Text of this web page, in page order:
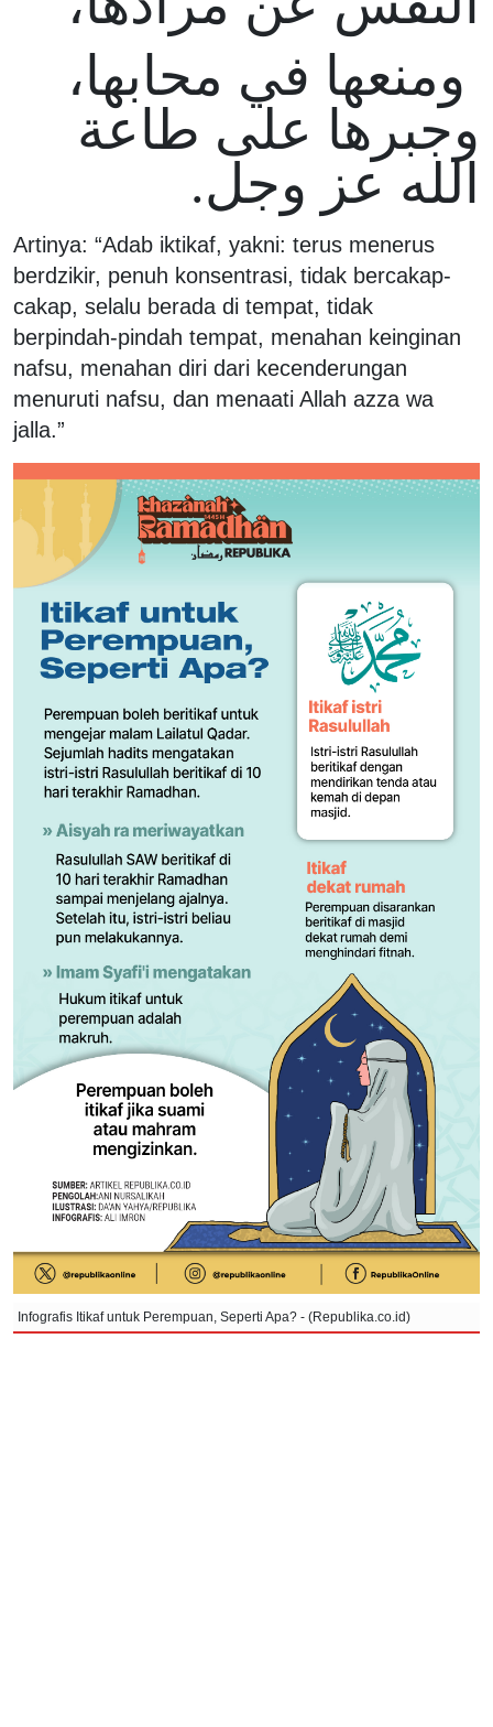
ومنعها في محابها،
وجبرها على طاعة
الله عز وجل.
Artinya: “Adab iktikaf, yakni: terus menerus
berdzikir, penuh konsentrasi, tidak bercakap-
cakap, selalu berada di tempat, tidak
berpindah-pindah tempat, menahan keinginan
nafsu, menahan diri dari kecenderungan
menuruti nafsu, dan menaati Allah azza wa
jalla.”
Infografis Itikaf untuk Perempuan, Seperti Apa? - (Republika.co.id)